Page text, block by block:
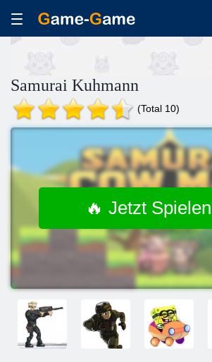
Samurai Kuhmann
(Total 10)
🔥 Jetzt Spielen